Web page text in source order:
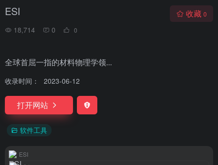
ESI
18,714 0 0
收藏 0
全球首屈一指的材料物理学领...
收录时间： 2023-06-12
打开网站
软件工具
ESI